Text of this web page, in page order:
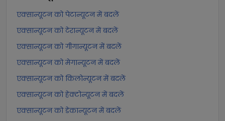
एक्सान्यूटन को पेटान्यूटन में बदलें
एक्सान्यूटन को टेरान्यूटन में बदलें
एक्सान्यूटन को गीगान्यूटन में बदलें
एक्सान्यूटन को मेगान्यूटन में बदलें
एक्सान्यूटन को किलोन्यूटन में बदलें
एक्सान्यूटन को हेक्टोन्यूटन में बदलें
एक्सान्यूटन को डेकान्यूटन में बदलें